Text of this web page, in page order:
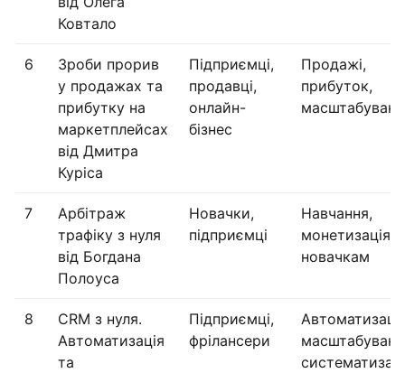
Ковтало
6
Зроби прорив
у продажах та
прибутку на
маркетплейсах
від Дмитра
Куріса
Підприємці,
продавці,
онлайн-
бізнес
Продажі,
прибуток,
7
Арбітраж
трафіку з нуля
від Богдана
Полоуса
Новачки,
підприємці
Навчання,
монетизація,
новачкам
8
CRM з нуля.
Автоматизація
та
Підприємці,
фрілансери